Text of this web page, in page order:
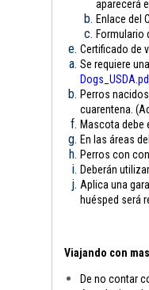
aparecerá
Enlace del
Formulario
Certificado de
Se requiere
Perros
cuarentena.
Mascota debe
En las áreas
Perros con
Deberán
Aplica una
huésped será
Viajando con
De no contar